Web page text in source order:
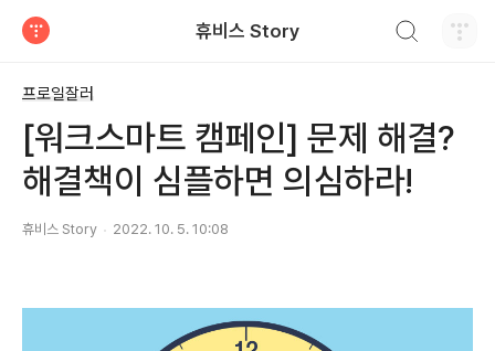
휴비스 Story
프로일잘러
[워크스마트 캠페인] 문제 해결?
해결책이 심플하면 의심하라!
휴비스 Story 2022. 10. 5. 10:08